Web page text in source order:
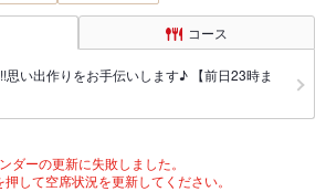
コース
思い出作りをお手伝いします♪ 【前日23時ま
ダーの更新に失敗しました。
して空席状況を更新してください。